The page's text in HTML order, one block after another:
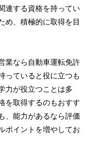
連する資格を持ってい
め、積極的に取得を目
業なら自動車運転免許
っていると役に立つも
力が役立つことは多
を取得するのもおすす
、能力があるなら評価
ポイントを増やしてお